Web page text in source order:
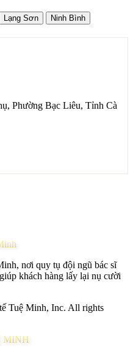
Lạng Sơn
Ninh Bình
Phường Bạc Liêu, Tỉnh Cà
nơi quy tụ đội ngũ bác sĩ
khách hàng lấy lại nụ cười
Tuệ Minh, Inc. All rights
MINH